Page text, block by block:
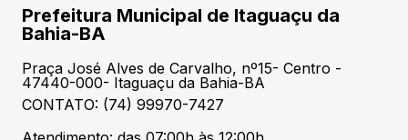
Prefeitura Municipal de Itaguaçu da
Bahia-BA
Praça José Alves de Carvalho, nº15- Centro -
47440-000- Itaguaçu da Bahia-BA
CONTATO: (74) 99970-7427